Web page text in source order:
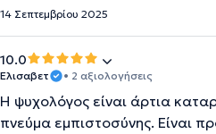
14 Σεπτεμβρίου 2025
10.0
Ελισαβετ • 2 αξιολογήσεις
Η ψυχολόγος είναι άρτια
πνεύμα εμπιστοσύνης. Είναι